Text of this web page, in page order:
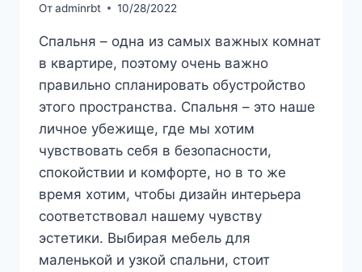
Отadminrbt 10/28/2022
Спальня – одна из самых важных комнат
в квартире, поэтому очень важно
правильно спланировать обустройство
этого пространства. Спальня – это наше
личное убежище, где мы хотим
чувствовать себя в безопасности,
спокойствии и комфорте, но в то же
время хотим, чтобы дизайн интерьера
соответствовал нашему чувству
эстетики. Выбирая мебель для
маленькой и узкой спальни, стоит